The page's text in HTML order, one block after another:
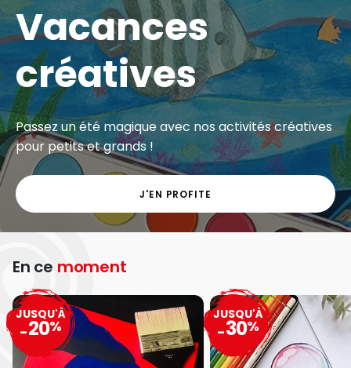
Vacances
créatives
Passez un été magique avec nos activités créatives
pour petits et grands !
J'EN PROFITE
En ce moment
JUSQU'À
-20%
JUSQU'À
-30%